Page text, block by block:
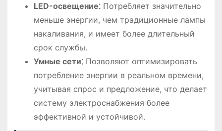
LED-освещение⁚Потребляет значительно
меньше энергии, чем традиционные лампы
накаливания, и имеет более длительный
срок службы․
Умные сети⁚Позволяют оптимизировать
потребление энергии в реальном времени,
учитывая спрос и предложение, что делает
систему электроснабжения более
эффективной и устойчивой․